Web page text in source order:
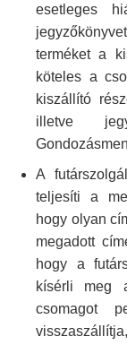
esetleges
terméket a
köteles a
kiszállító
illetve
A
teljesíti a
hogy olyan
megadott
hogy a
kísérli meg
csomagot